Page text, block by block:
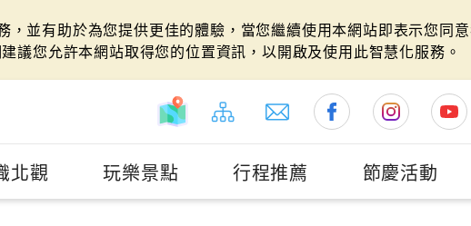
並有助於為您提供更佳的體驗，當您繼續使用本網站即表示您同
議您允許本網站取得您的位置資訊，以開啟及使用此智慧化服務。
北觀 玩樂景點 行程推薦 節慶活動